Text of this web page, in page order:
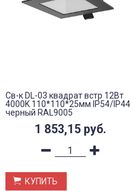
Св-к DL-03 квадрат встр 12Вт
4000K 110*110*25мм IP54/IP44
черный RAL9005
1 853,15 руб.
КУПИТЬ